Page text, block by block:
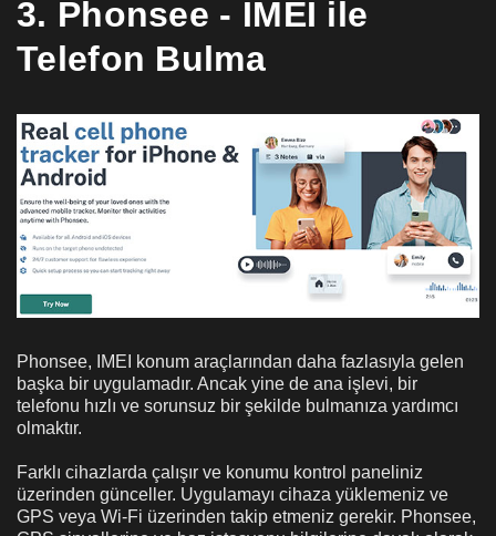
3. Phonsee - IMEI ile
Telefon Bulma
Phonsee, IMEI konum araçlarından daha fazlasıyla gelen
başka bir uygulamadır. Ancak yine de ana işlevi, bir
telefonu hızlı ve sorunsuz bir şekilde bulmanıza yardımcı
olmaktır.
Farklı cihazlarda çalışır ve konumu kontrol paneliniz
üzerinden günceller. Uygulamayı cihaza yüklemeniz ve
GPS veya Wi-Fi üzerinden takip etmeniz gerekir. Phonsee,